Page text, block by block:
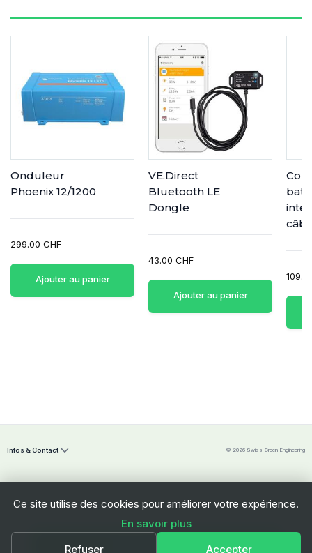
Onduleur
Phoenix 12/1200
299.00 CHF
Ajouter au panier
VE.Direct
Bluetooth LE
Dongle
43.00 CHF
Ajouter au panier
Infos & Contact © 2026 Swiss-Green Engineering
Swiss-Green Engineering Sàrl
Ce site utilise des cookies pour améliorer votre expérience.
En savoir plus
Refuser
Accepter